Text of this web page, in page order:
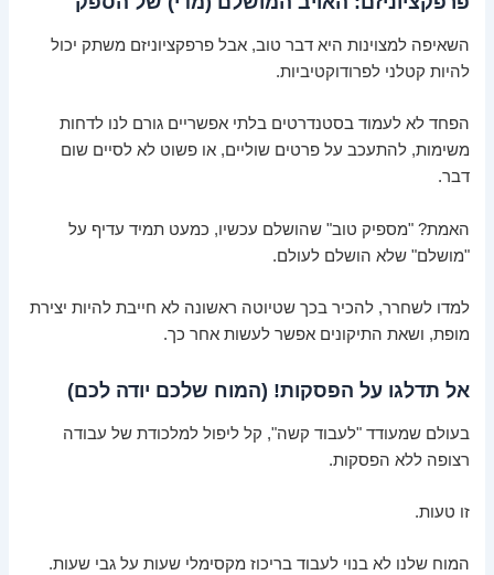
השאיפה למצוינות היא דבר טוב, אבל פרפקציוניזם משתק יכול
להיות קטלני לפרודוקטיביות.
הפחד לא לעמוד בסטנדרטים בלתי אפשריים גורם לנו לדחות
משימות, להתעכב על פרטים שוליים, או פשוט לא לסיים שום
דבר.
האמת? "מספיק טוב" שהושלם עכשיו, כמעט תמיד עדיף על
"מושלם" שלא הושלם לעולם.
למדו לשחרר, להכיר בכך שטיוטה ראשונה לא חייבת להיות יצירת
מופת, ושאת התיקונים אפשר לעשות אחר כך.
אל תדלגו על הפסקות! (המוח שלכם יודה לכם)
בעולם שמעודד "לעבוד קשה", קל ליפול למלכודת של עבודה
רצופה ללא הפסקות.
זו טעות.
המוח שלנו לא בנוי לעבוד בריכוז מקסימלי שעות על גבי שעות.